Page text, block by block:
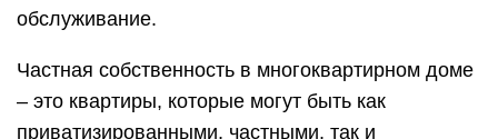
обслуживание.
Частная собственность в многоквартирном доме
– это квартиры, которые могут быть как
приватизированными, частными, так и